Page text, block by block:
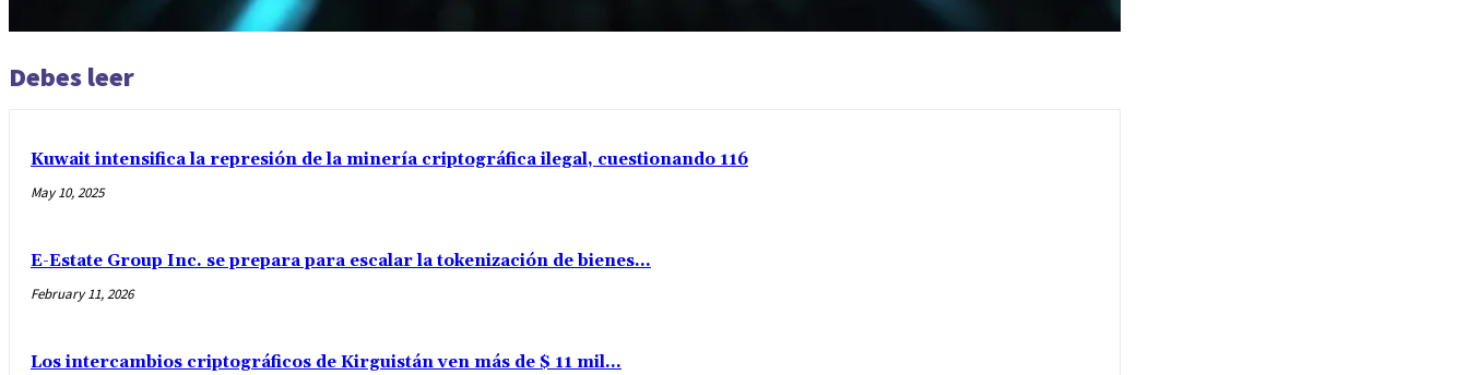
Debes leer
Kuwait intensifica la represión de la minería criptográfica ilegal, cuestionando 116
May 10, 2025
E-Estate Group Inc. se prepara para escalar la tokenización de bienes...
February 11, 2026
Los intercambios criptográficos de Kirguistán ven más de $ 11 mil...